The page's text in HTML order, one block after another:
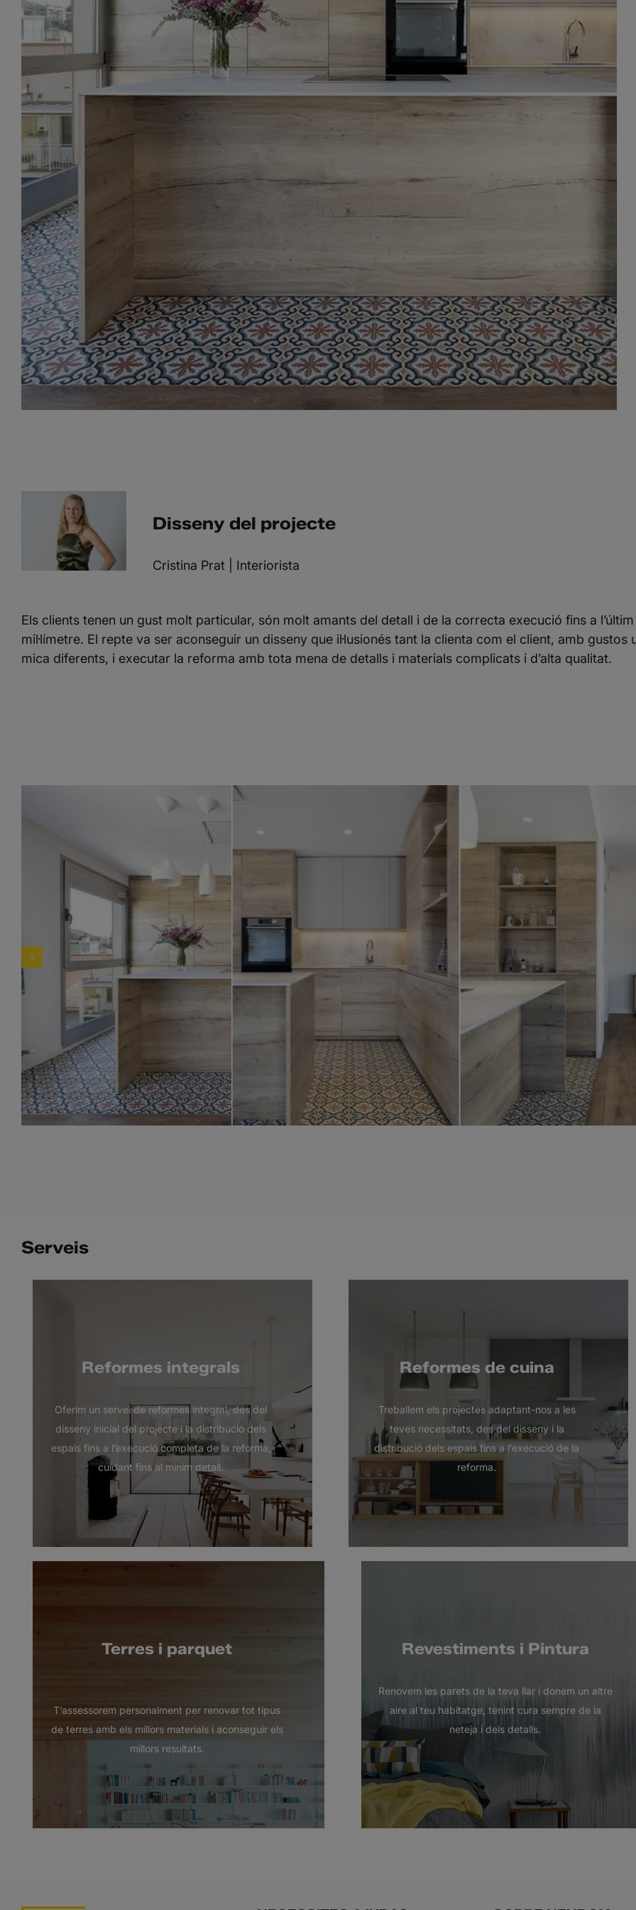
Disseny del projecte
Cristina Prat | Interiorista
Els clients tenen un gust molt particular, són molt amants del detall i de la correcta execució fins a l’últim
mil·límetre. El repte va ser aconseguir un disseny que il·lusionés tant la clienta com el client, amb gustos
mica diferents, i executar la reforma amb tota mena de detalls i materials complicats i d’alta qualitat.
Serveis
Reformes integrals
Oferim un servei de reformes integral, des del
disseny inicial del projecte i la distribució dels
espais fins a l’execució completa de la reforma,
cuidant fins al mínim detall.
Reformes de cuina
Treballem els projectes adaptant-nos a les
teves necessitats, des del disseny i la
distribució dels espais fins a l’execució de la
reforma.
Terres i parquet
T’assessorem personalment per renovar tot tipus
de terres amb els millors materials i aconseguir els
millors resultats.
Revestiments i Pintura
Renovem les parets de la teva llar i donem un altre
aire al teu habitatge, tenint cura sempre de la
neteja i dels detalls.